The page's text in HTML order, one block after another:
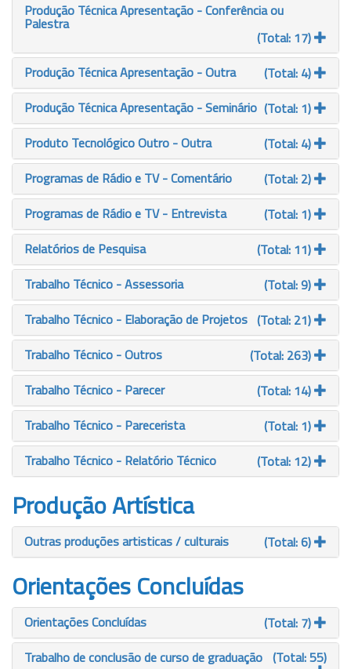
Produção Técnica Apresentação - Conferência ou
Palestra
(Total: 17)
Produção Técnica Apresentação - Outra
(Total: 4)
Produção Técnica Apresentação - Seminário (Total: 1)
Produto Tecnológico Outro - Outra
(Total: 4)
Programas de Rádio e TV - Comentário
(Total: 2)
Programas de Rádio e TV - Entrevista
(Total: 1)
Relatórios de Pesquisa
(Total: 11)
Trabalho Técnico - Assessoria
(Total: 9)
Trabalho Técnico - Elaboração de Projetos (Total: 21)
Trabalho Técnico - Outros
(Total: 263)
Trabalho Técnico - Parecer
(Total: 14)
Trabalho Técnico - Parecerista
(Total: 1)
Trabalho Técnico - Relatório Técnico
(Total: 12)
Produção Artística
Outras produções artisticas / culturais (Total: 6)
Orientações Concluídas
Orientações Concluídas
(Total: 7)
Trabalho de conclusão de curso de graduação (Total: 55)